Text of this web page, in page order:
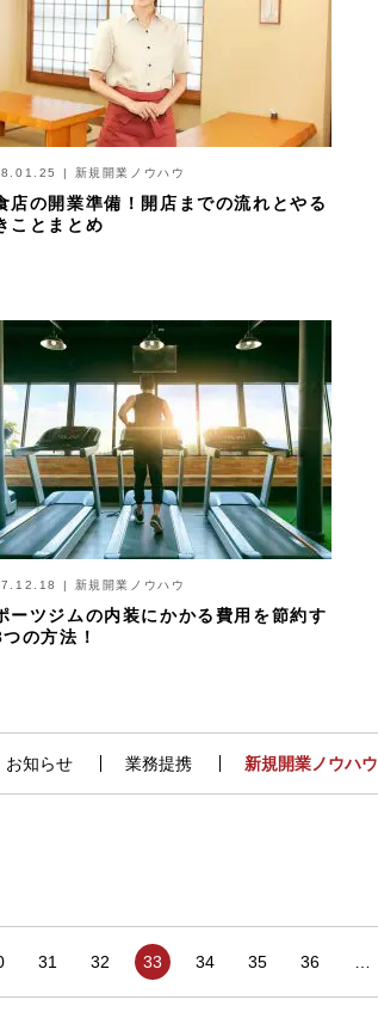
| 新規開業ノウハウ
店の開業準備！開店までの流れとやる
ことまとめ
| 新規開業ノウハウ
ーツジムの内装にかかる費用を節約す
の方法！
お知らせ 業務提携 新規開業ノウハウ
31 32 33 34 35 36